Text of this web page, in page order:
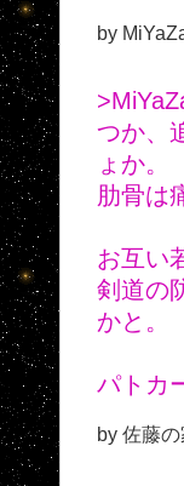
by
つか、
ょか。
肋骨は
お互い
剣道の
かと。
パトカ
by 佐藤